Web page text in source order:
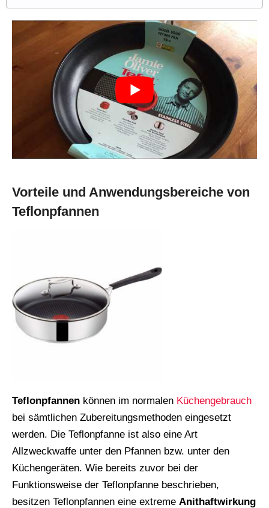
Vorteile und Anwendungsbereiche von
Teflonpfannen
Teflonpfannen können im normalen Küchengebrauch
bei sämtlichen Zubereitungsmethoden eingesetzt
werden. Die Teflonpfanne ist also eine Art
Allzweckwaffe unter den Pfannen bzw. unter den
Küchengeräten. Wie bereits zuvor bei der
Funktionsweise der Teflonpfanne beschrieben,
besitzen Teflonpfannen eine extreme Anithaftwirkung